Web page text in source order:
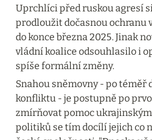
Uprchlíci před ruskou agresí
prodloužit dočasnou ochranu
do konce března 2025. Jinak
vládní koalice odsouhlasilo i
spíše formální změny.
Snahou sněmovny - po téměř
konfliktu - je postupně po
zmírňovat pomoc
politiků se tím docílí jejich co